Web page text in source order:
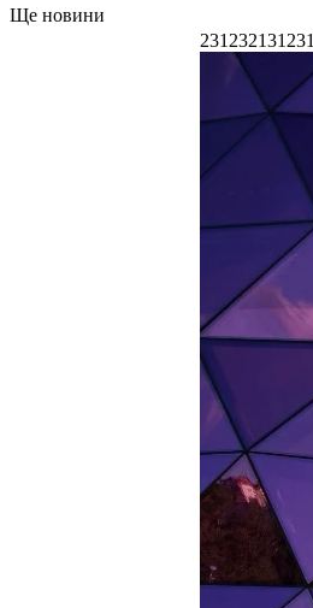
Ще новини
231232131231